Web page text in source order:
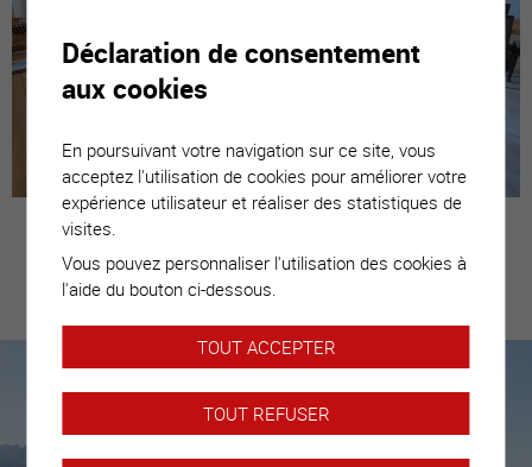
Estimez votre
bien
Nous sommes là pour vous
Déclaration de consentement
aux cookies
En poursuivant votre navigation sur ce site, vous
acceptez l'utilisation de cookies pour améliorer votre
expérience utilisateur et réaliser des statistiques de
visites.
Vous pouvez personnaliser l'utilisation des cookies à
l'aide du bouton ci-dessous.
TOUT ACCEPTER
TOUT REFUSER